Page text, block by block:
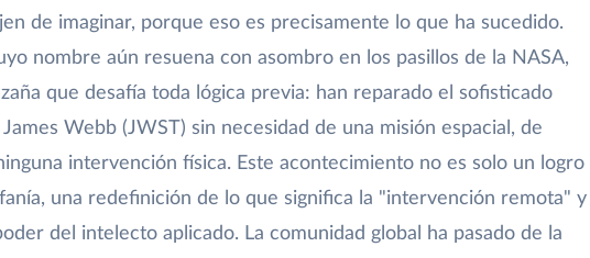
de imaginar, porque eso es precisamente lo que ha sucedido.
nombre aún resuena con asombro en los pasillos de la NASA,
que desafía toda lógica previa: han reparado el sofisticado
Webb (JWST) sin necesidad de una misión espacial, de
intervención física. Este acontecimiento no es solo un logro
una redefinición de lo que significa la "intervención remota" y
del intelecto aplicado. La comunidad global ha pasado de la